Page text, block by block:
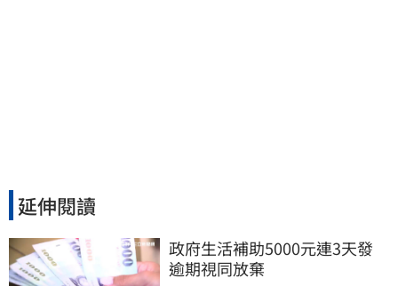
延伸閱讀
政府生活補助5000元連3天發
逾期視同放棄